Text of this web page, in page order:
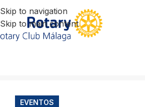
Skip to navigation
Skip to main content
EVENTOS